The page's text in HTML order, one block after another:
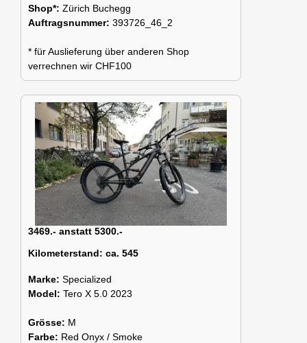
Shop*: Zürich Buchegg
Auftragsnummer: 393726_46_2
* für Auslieferung über anderen Shop
verrechnen wir CHF100
3469.- anstatt 5300.-
Kilometerstand: ca. 545
Marke: Specialized
Model: Tero X 5.0 2023
Grösse: M
Farbe: Red Onyx / Smoke